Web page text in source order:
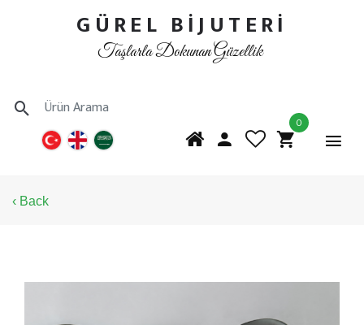
GÜREL BİJUTERİ
Taşlarla Dokunan Güzellik
0
‹ Back